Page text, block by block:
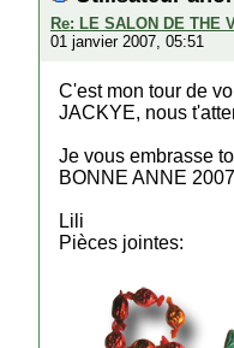
Re: LE SALON DE THE
01 janvier 2007, 05:51
C'est mon tour de
JACKYE, nous
Je vous embrasse
BONNE ANNE 2007
Lili
Pièces jointes: